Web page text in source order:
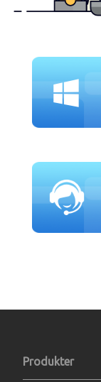
Produkter